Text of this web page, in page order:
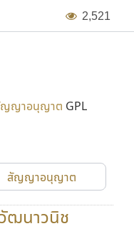
2,521
ญญาอนุญาต GPL
สัญญาอนุญาต
ฒนาวนิช